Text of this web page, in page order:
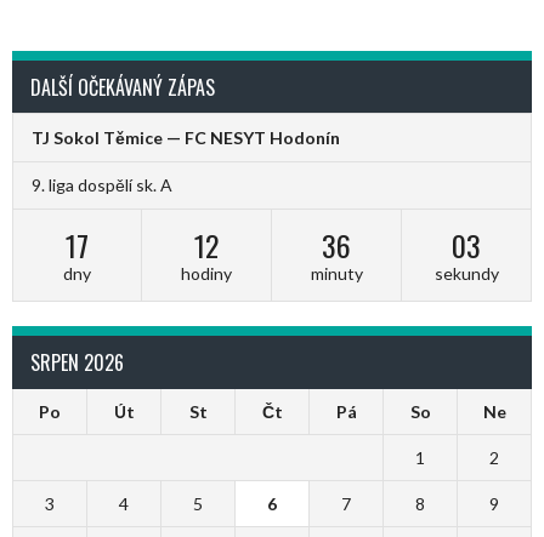
DALŠÍ OČEKÁVANÝ ZÁPAS
TJ Sokol Těmice — FC NESYT Hodonín
9. liga dospělí sk. A
17
dny
12
hodiny
36
minuty
02
sekundy
SRPEN 2026
Po Út St Čt Pá So Ne
1 2
3 4 5 6 7 8 9